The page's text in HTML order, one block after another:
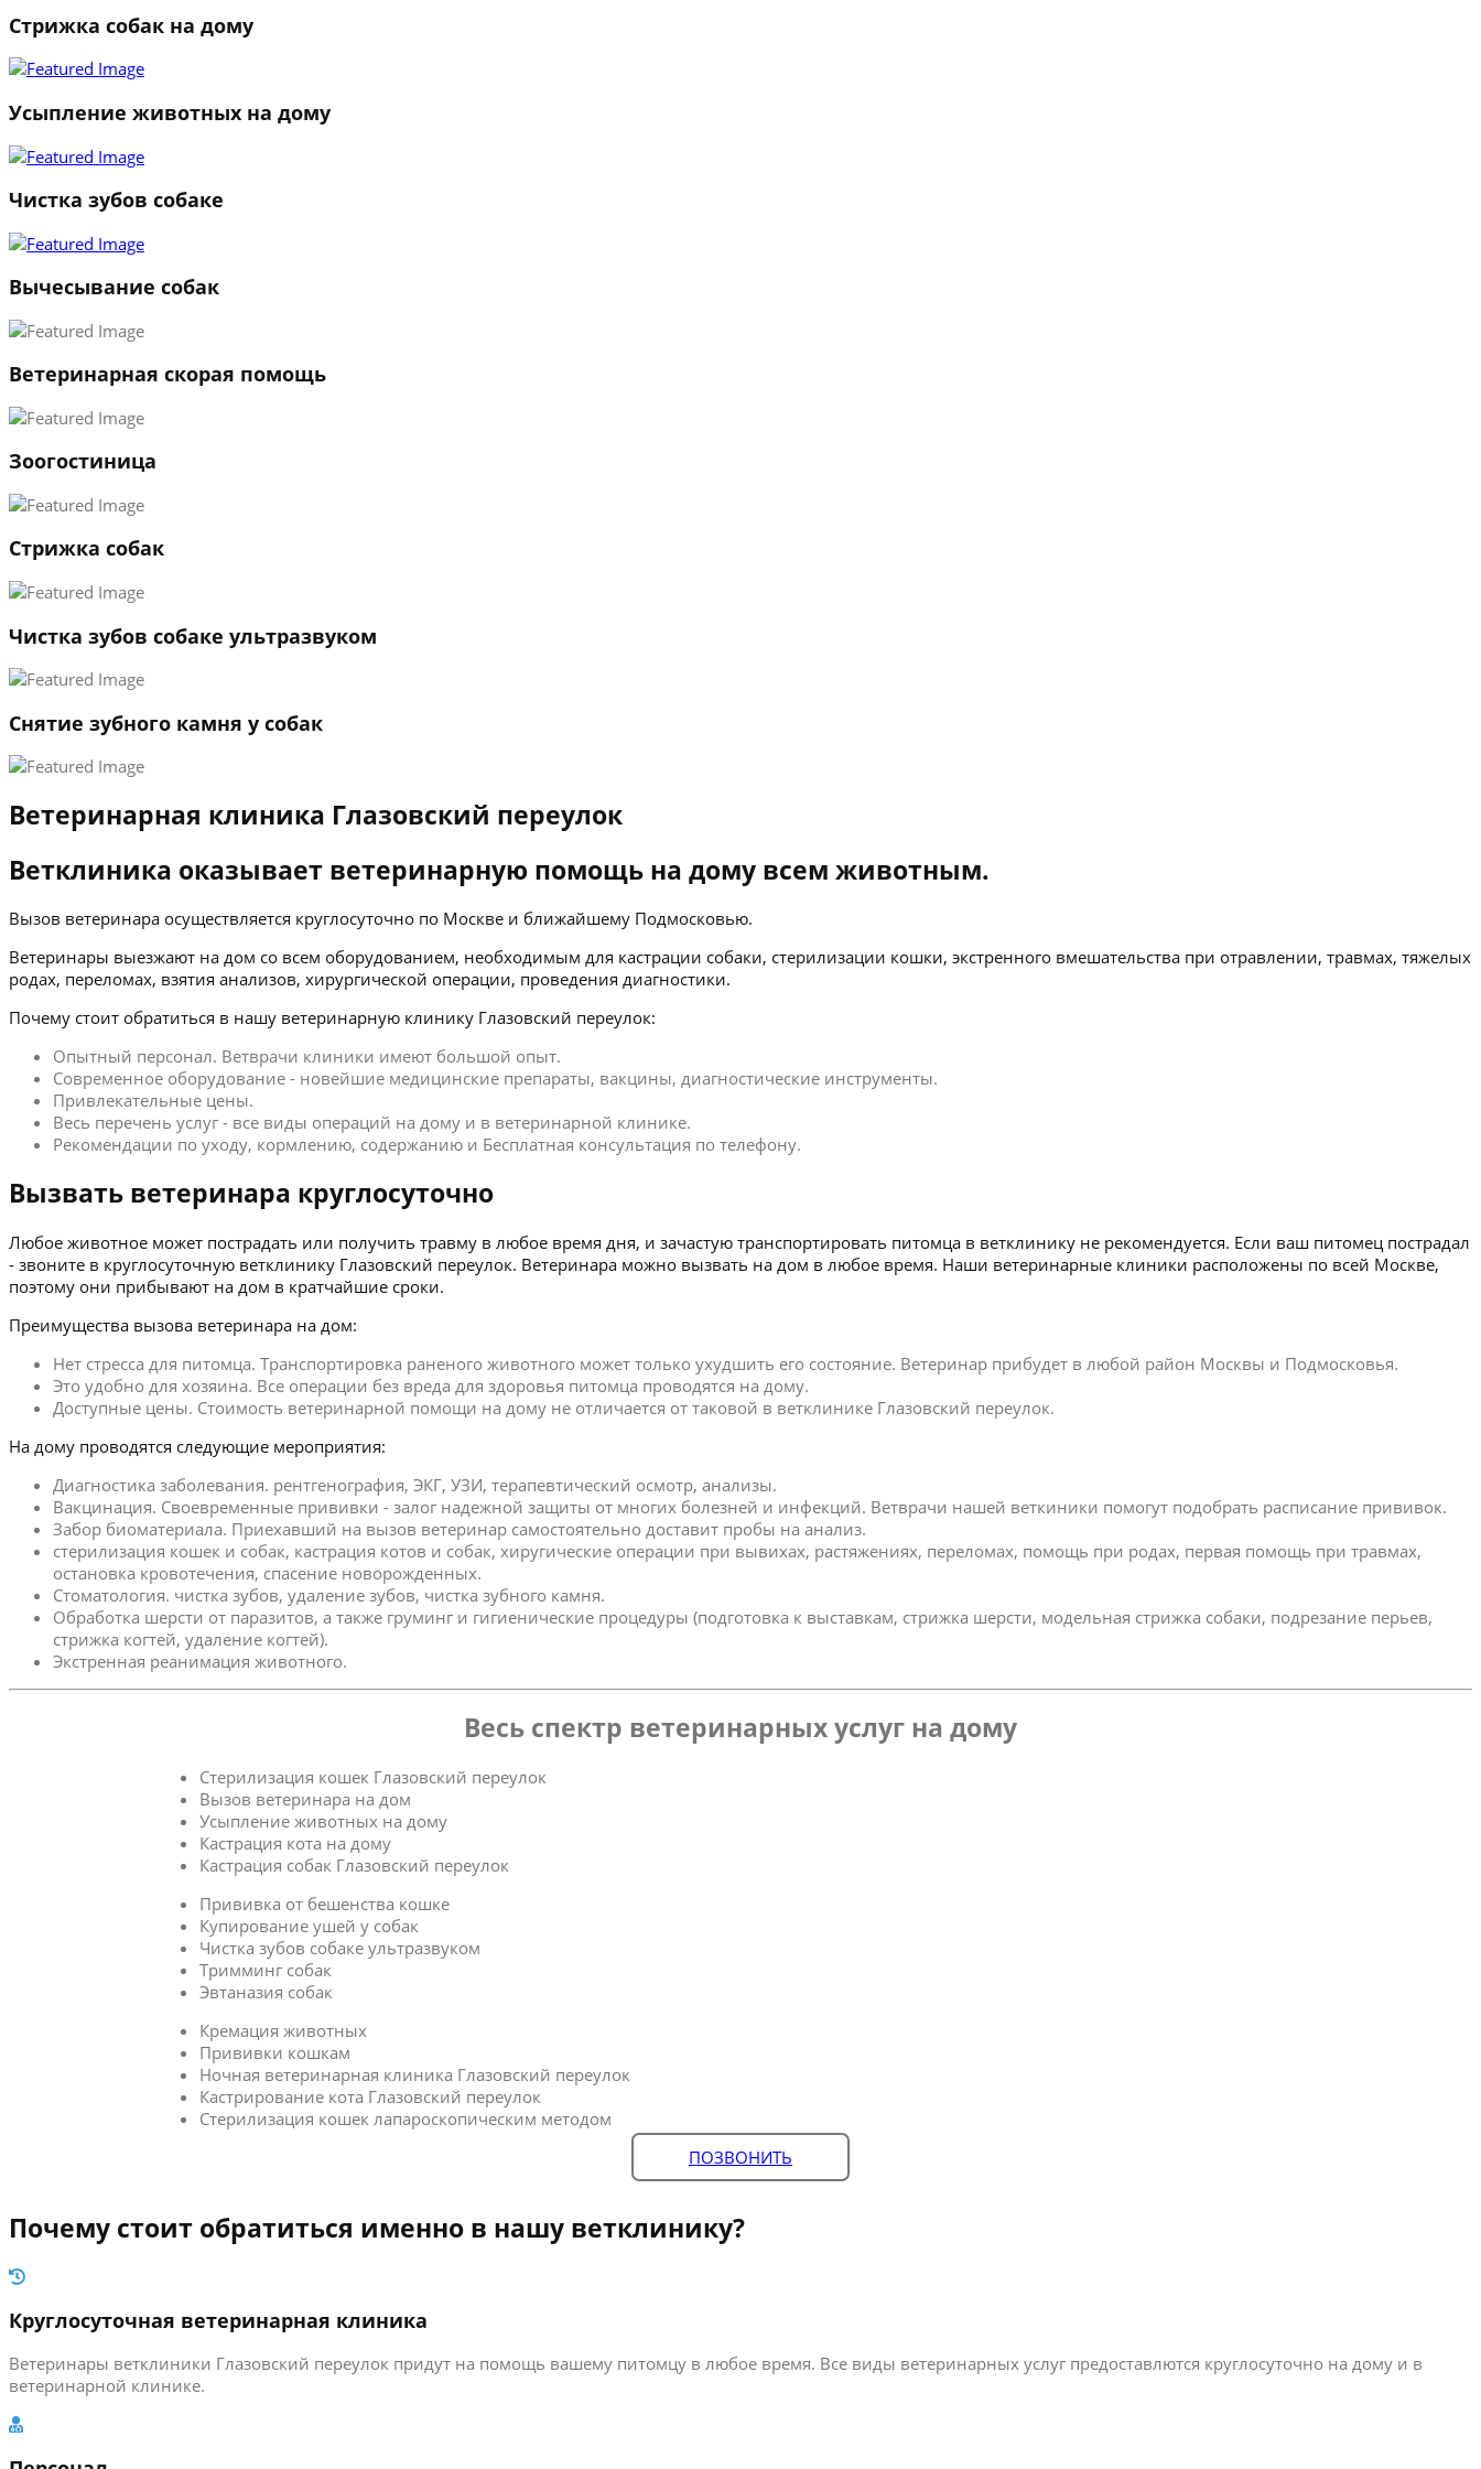
1
3
←
Стрижка собак на дому
Усыпление животных на дому
Чистка зубов собаке
Вычесывание собак
Ветеринарная скорая помощь
Зоогостиница
Стрижка собак
Чистка зубов собаке ультразвуком
Снятие зубного камня у собак
Ветеринарная клиника Глазовский переулок
Ветклиника оказывает ветеринарную помощь на дому всем животным.
Вызов ветеринара осуществляется круглосуточно по Москве и ближайшему Подмосковью.
Ветеринары выезжают на дом со всем оборудованием, необходимым для кастрации собаки, стерилизации кошки, экстренного вмешательства при отравлении, травмах, тяжелых
родах, переломах, взятия анализов, хирургической операции, проведения диагностики.
Почему стоит обратиться в нашу ветеринарную клинику Глазовский переулок:
Опытный персонал. Ветврачи клиники имеют большой опыт.
Современное оборудование - новейшие медицинские препараты, вакцины, диагностические инструменты.
Привлекательные цены.
Весь перечень услуг - все виды операций на дому и в ветеринарной клинике.
Рекомендации по уходу, кормлению, содержанию и Бесплатная консультация по телефону.
Вызвать ветеринара круглосуточно
Любое животное может пострадать или получить травму в любое время дня, и зачастую транспортировать питомца в ветклинику не рекомендуется. Если ваш питомец пострадал
- звоните в круглосуточную ветклинику Глазовский переулок. Ветеринара можно вызвать на дом в любое время. Наши ветеринарные клиники расположены по всей Москве,
поэтому они прибывают на дом в кратчайшие сроки.
Преимущества вызова ветеринара на дом:
Нет стресса для питомца. Транспортировка раненого животного может только ухудшить его состояние. Ветеринар прибудет в любой район Москвы и Подмосковья.
Это удобно для хозяина. Все операции без вреда для здоровья питомца проводятся на дому.
Доступные цены. Стоимость ветеринарной помощи на дому не отличается от таковой в ветклинике Глазовский переулок.
На дому проводятся следующие мероприятия:
Диагностика заболевания. рентгенография, ЭКГ, УЗИ, терапевтический осмотр, анализы.
Вакцинация. Своевременные прививки - залог надежной защиты от многих болезней и инфекций. Ветврачи нашей веткиники помогут подобрать расписание прививок.
Забор биоматериала. Приехавший на вызов ветеринар самостоятельно доставит пробы на анализ.
стерилизация кошек и собак, кастрация котов и собак, хиругические операции при вывихах, растяжениях, переломах, помощь при родах, первая помощь при травмах,
остановка кровотечения, спасение новорожденных.
Стоматология. чистка зубов, удаление зубов, чистка зубного камня.
Обработка шерсти от паразитов, а также груминг и гигиенические процедуры (подготовка к выставкам, стрижка шерсти, модельная стрижка собаки, подрезание перьев,
стрижка когтей, удаление когтей).
Экстренная реанимация животного.
Весь спектр ветеринарных услуг на дому
Стерилизация кошек Глазовский переулок
Вызов ветеринара на дом
Усыпление животных на дому
Кастрация кота на дому
Кастрация собак Глазовский переулок
Прививка от бешенства кошке
Купирование ушей у собак
Чистка зубов собаке ультразвуком
Тримминг собак
Эвтаназия собак
Кремация животных
Прививки кошкам
Ночная ветеринарная клиника Глазовский переулок
Кастрирование кота Глазовский переулок
Стерилизация кошек лапароскопическим методом
ПОЗВОНИТЬ
Почему стоит обратиться именно в нашу ветклинику?
Круглосуточная ветеринарная клиника
Ветеринары ветклиники Глазовский переулок придут на помощь вашему питомцу в любое время. Все виды ветеринарных услуг предоставлются круглосуточно на дому и в
ветеринарной клинике.